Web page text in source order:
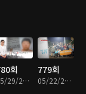
회
05/29/2026 • 52분
779회
05/22/2026 • 51분